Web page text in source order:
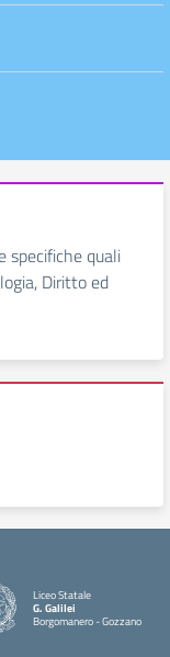
specifiche quali
Diritto ed
Liceo Statale
G. Galilei
Borgomanero - Gozzano